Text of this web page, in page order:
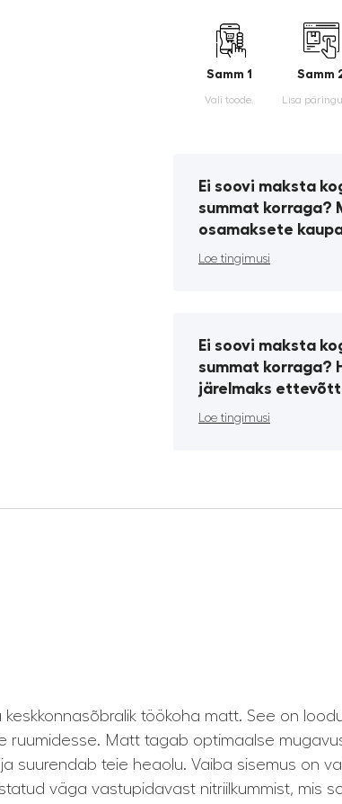
Samm 1
Vali toode.
Samm
Lisa
Ei soovi maksta
summat korraga?
osamaksete
Loe tingimusi
Ei soovi maksta
summat korraga?
järelmaks
Loe tingimusi
töökoha matt. See on
ruumidesse. Matt tagab optimaalse
suurendab teie heaolu. Vaiba sisemus on
väga vastupidavast nitriilkummist, mis